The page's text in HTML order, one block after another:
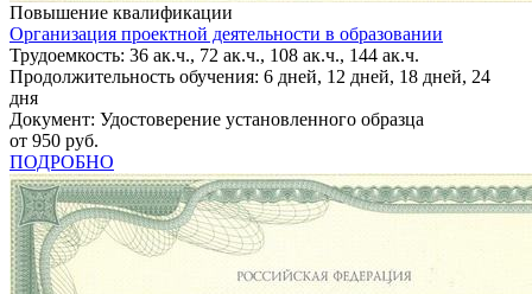
Повышение квалификации
Организация проектной деятельности в образовании
Трудоемкость: 36 ак.ч., 72 ак.ч., 108 ак.ч., 144 ак.ч.
Продолжительность обучения: 6 дней, 12 дней, 18 дней, 24
дня
Документ: Удостоверение установленного образца
от 950 руб.
ПОДРОБНО